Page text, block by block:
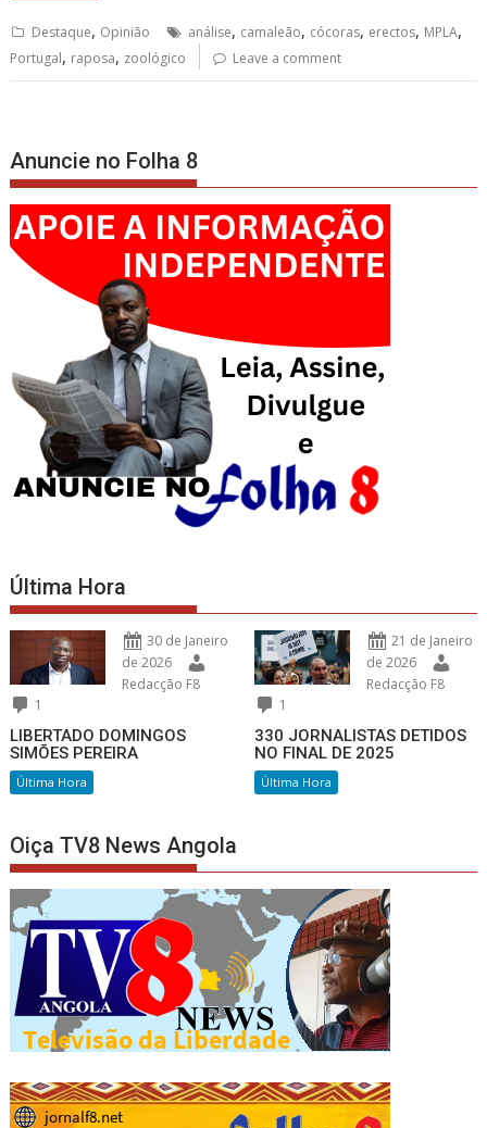
Destaque, Opinião análise, camaleão, cócoras, erectos, MPLA,
Portugal, raposa, zoológico Leave a comment
Anuncie no Folha 8
Última Hora
30 de Janeiro
de 2026
Redacção F8
1
LIBERTADO DOMINGOS
SIMÕES PEREIRA
Última Hora
21 de Janeiro
de 2026
Redacção F8
1
330 JORNALISTAS DETIDOS
NO FINAL DE 2025
Última Hora
Oiça TV8 News Angola